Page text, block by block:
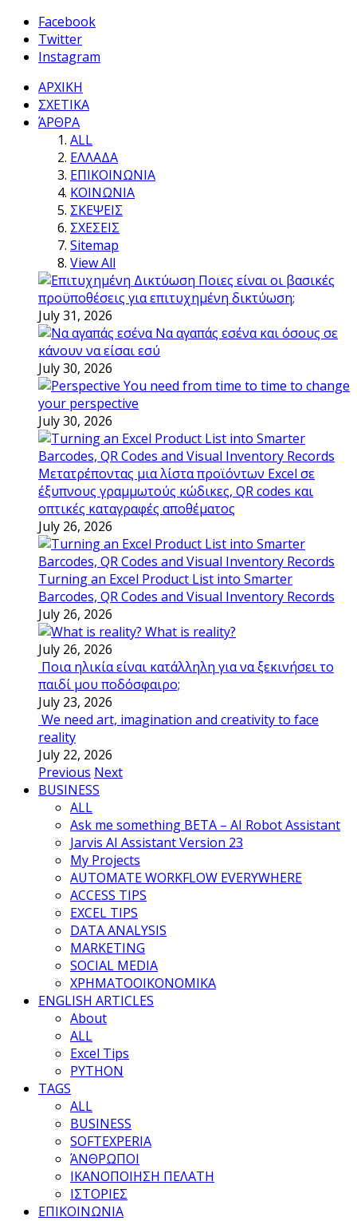
Facebook
Twitter
Instagram
ΑΡΧΙΚΗ
ΣΧΕΤΙΚΑ
ΆΡΘΡΑ
ALL
ΕΛΛΑΔΑ
ΕΠΙΚΟΙΝΩΝΙΑ
ΚΟΙΝΩΝΙΑ
ΣΚΕΨΕΙΣ
ΣΧΕΣΕΙΣ
Sitemap
View All
Ποιες είναι οι βασικές
προϋποθέσεις για επιτυχημένη δικτύωση;
July 31, 2026
Να αγαπάς εσένα και όσους σε
κάνουν να είσαι εσύ
July 30, 2026
You need from time to time to change
your perspective
July 30, 2026
Μετατρέποντας μια λίστα προϊόντων Excel σε
έξυπνους γραμμωτούς κώδικες, QR codes και
οπτικές καταγραφές αποθέματος
July 26, 2026
Turning an Excel Product List into Smarter
Barcodes, QR Codes and Visual Inventory Records
July 26, 2026
What is reality?
July 26, 2026
Ποια ηλικία είναι κατάλληλη για να ξεκινήσει το
παιδί μου ποδόσφαιρο;
July 23, 2026
We need art, imagination and creativity to face
reality
July 22, 2026
Previous Next
BUSINESS
ALL
Ask me something BETA – AI Robot Assistant
Jarvis AI Assistant Version 23
My Projects
AUTOMATE WORKFLOW EVERYWHERE
ACCESS TIPS
EXCEL TIPS
DATA ANALYSIS
MARKETING
SOCIAL MEDIA
ΧΡΗΜΑΤΟΟΙΚΟΝΟΜΙΚΑ
ENGLISH ARTICLES
About
ALL
Excel Tips
PYTHON
TAGS
ALL
BUSINESS
SOFTEXPERIA
ΆΝΘΡΩΠΟΙ
ΙΚΑΝΟΠΟΙΗΣΗ ΠΕΛΑΤΗ
ΙΣΤΟΡΙΕΣ
ΕΠΙΚΟΙΝΩΝΙΑ